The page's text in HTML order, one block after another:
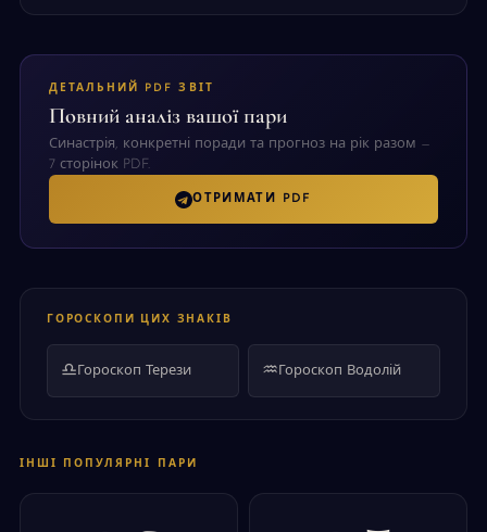
ДЕТАЛЬНИЙ PDF ЗВІТ
Повний аналіз вашої пари
Синастрія, конкретні поради та прогноз на рік разом —
7 сторінок PDF.
ОТРИМАТИ PDF
ГОРОСКОПИ ЦИХ ЗНАКІВ
♎ Гороскоп Терези ♒ Гороскоп Водолій
ІНШІ ПОПУЛЯРНІ ПАРИ